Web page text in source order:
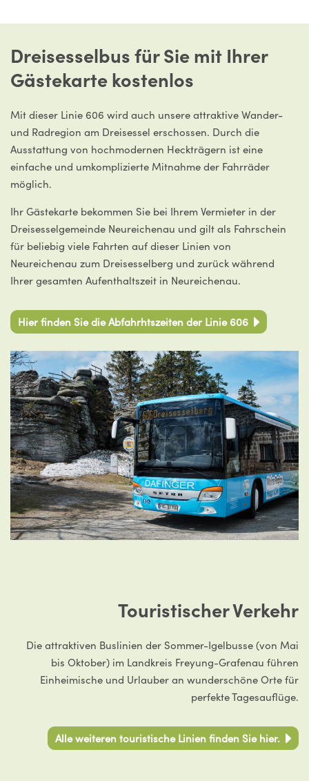
Dreisesselbus für Sie mit Ihrer
Gästekarte kostenlos
Mit dieser Linie 606 wird auch unsere attraktive Wander-
und Radregion am Dreisessel erschossen. Durch die
Ausstattung von hochmodernen Heckträgern ist eine
einfache und umkomplizierte Mitnahme der Fahrräder
möglich.
Ihr Gästekarte bekommen Sie bei Ihrem Vermieter in der
Dreisesselgemeinde Neureichenau und gilt als Fahrschein
für beliebig viele Fahrten auf dieser Linien von
Neureichenau zum Dreisesselberg und zurück während
Ihrer gesamten Aufenthaltszeit in Neureichenau.
Hier finden Sie die Abfahrhtszeiten der Linie 606
Touristischer Verkehr
Die attraktiven Buslinien der Sommer-Igelbusse (von Mai
bis Oktober) im Landkreis Freyung-Grafenau führen
Einheimische und Urlauber an wunderschöne Orte für
perfekte Tagesauflüge.
Alle weiteren touristische Linien finden Sie hier.